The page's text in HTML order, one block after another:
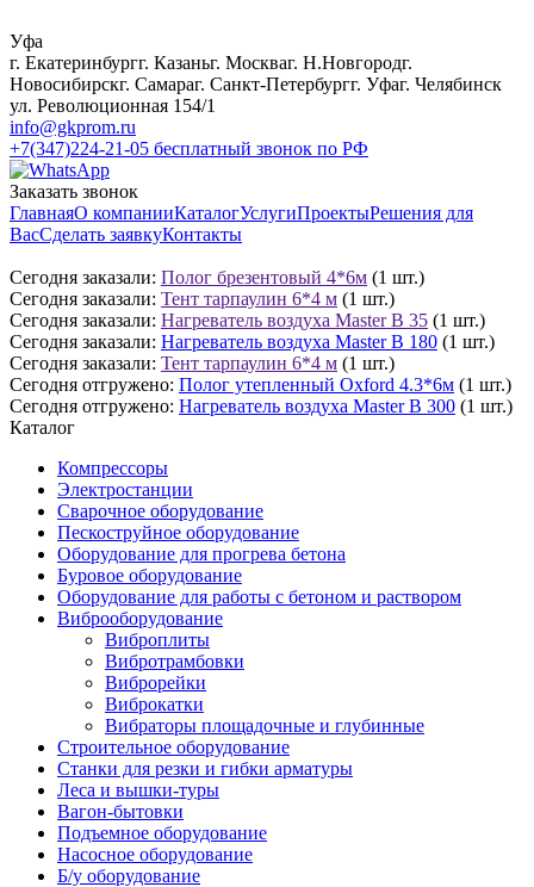
Уфа
г. Екатеринбургг. Казаньг. Москваг. Н.Новгородг.
Новосибирскг. Самараг. Санкт-Петербургг. Уфаг. Челябинск
ул. Революционная 154/1
info@gkprom.ru
+7(347)224-21-05 бесплатный звонок по РФ
Заказать звонок
ГлавнаяО компанииКаталогУслугиПроектыРешения для
ВасСделать заявкуКонтакты
Сегодня заказали: Полог брезентовый 4*6м (1 шт.)
Сегодня заказали: Тент тарпаулин 6*4 м (1 шт.)
Сегодня заказали: Нагреватель воздуха Master B 35 (1 шт.)
Сегодня заказали: Нагреватель воздуха Master B 180 (1 шт.)
Сегодня заказали: Тент тарпаулин 6*4 м (1 шт.)
Сегодня отгружено: Полог утепленный Oxford 4.3*6м (1 шт.)
Сегодня отгружено: Нагреватель воздуха Master B 300 (1 шт.)
Каталог
Компрессоры
Электростанции
Сварочное оборудование
Пескоструйное оборудование
Оборудование для прогрева бетона
Буровое оборудование
Оборудование для работы с бетоном и раствором
Виброоборудование
Виброплиты
Вибротрамбовки
Виброрейки
Виброкатки
Вибраторы площадочные и глубинные
Строительное оборудование
Станки для резки и гибки арматуры
Леса и вышки-туры
Вагон-бытовки
Подъемное оборудование
Насосное оборудование
Б/у оборудование